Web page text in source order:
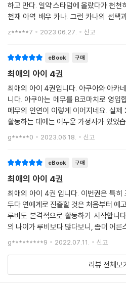
하고 만다. 일약 스타덤에 올랐다가 천천
천재 아역 배우 카나. 그런 카나의 선택
사람이 팬이 될 만큼 열성적인 면모가 있다. 뿐만 아니라 묘하게 아쿠
z*****7 2023.06.27. 신고
eBook 구매
최애의 아이 4권
최애의 아이 4권입니다. 아쿠아와 아카
니다. 아쿠아는 메무를 B코마치로 영입
메무의 인연이 이렇게 이어지네요. 실
활동하는 데에는 어두운 가정사가 있었
수 밖에 없었던 고3 때의 나이로 활동하
싶은 메무의 마
g*****0 2023.06.18. 신고
eBook 구매
최애의 아이 4권
최애의 아이 4권 입니다. 이번권은 특히 표지가 엄청 예쁘네요. 쌍둥이 모
두다 연예계로 진출할 것은 처음부터 예고된
루비도 본격적으로 활동하기 시작합니다. 그리고 아쿠아도 좋아요.. 전
의 나이가 루비보다 많다보니, 좀더 어른스럽고 체계적으로 움직이는 것도
좋습니다. 아무튼 이번권도 재밌었습니
g*********9 2022.07.11. 신고
리뷰 전체보